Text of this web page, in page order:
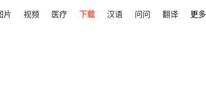
片 视频 医疗 下载 汉语 问问 翻译 更多